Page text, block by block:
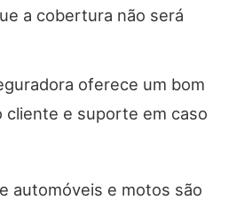
a cobertura não será
oferece um bom
cliente e suporte em caso
automóveis e motos são